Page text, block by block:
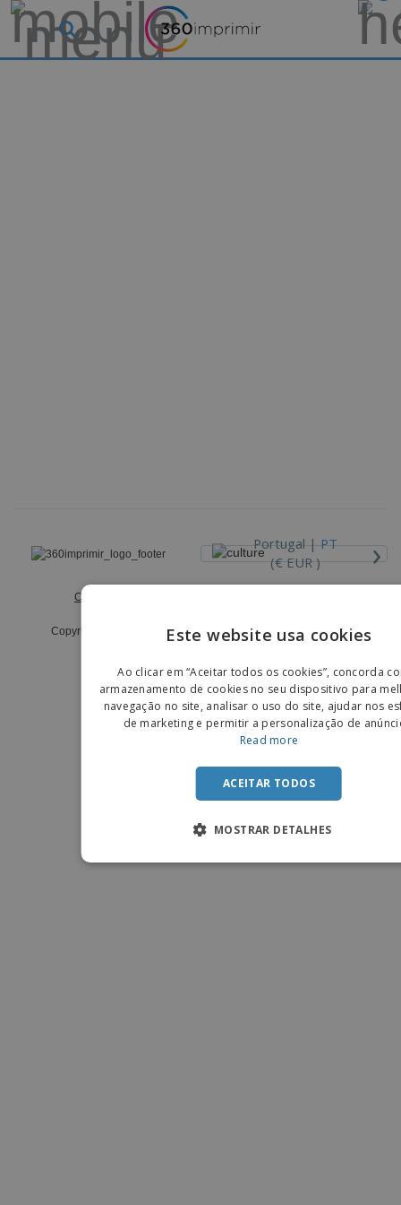
Portugal |PT
(€ EUR )
›
Código de Ética e Conduta
Copyright © 2026 - 360imprimir. Todos os direitos reservados.
Este website usa cookies
Ao clicar em “Aceitar todos os cookies”, concorda
armazenamento de cookies no seu dispositivo para
navegação no site, analisar o uso do site, ajudar nos
de marketing e permitir a personalização de
Read more
ACEITAR TODOS
MOSTRAR DETALHES